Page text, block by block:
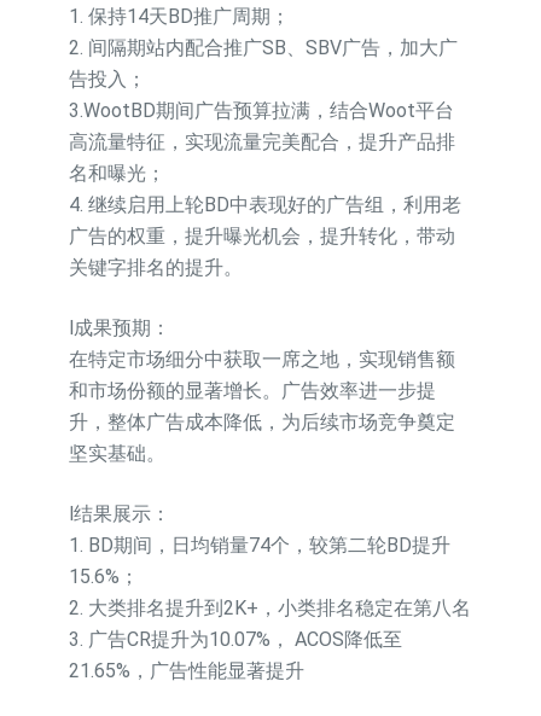
1. 保持14天BD推广周期；
2. 间隔期站内配合推广SB、SBV广告，加大广
告投入；
3.WootBD期间广告预算拉满，结合Woot平台
高流量特征，实现流量完美配合，提升产品排
名和曝光；
4. 继续启用上轮BD中表现好的广告组，利用老
广告的权重，提升曝光机会，提升转化，带动
关键字排名的提升。
l成果预期：
在特定市场细分中获取一席之地，实现销售额
和市场份额的显著增长。广告效率进一步提
升，整体广告成本降低，为后续市场竞争奠定
坚实基础。
l结果展示：
1. BD期间，日均销量74个，较第二轮BD提升
15.6%；
2. 大类排名提升到2K+，小类排名稳定在第八名
3. 广告CR提升为10.07%， ACOS降低至
21.65%，广告性能显著提升